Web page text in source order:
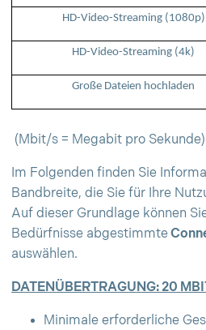
HD-Video-Streaming (1080p)
HD-Video-Streaming (4k)
Große Dateien hochladen
(Mbit/s = Megabit pro Sekunde)
Im Folgenden finden Sie
Bandbreite, die Sie für Ihre
Auf dieser Grundlage können
Bedürfnisse abgestimmte
auswählen.
DATENÜBERTRAGUNG: 20
Minimale erforderliche